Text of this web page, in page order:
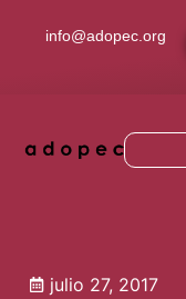
info@adopec.org
julio 27, 2017